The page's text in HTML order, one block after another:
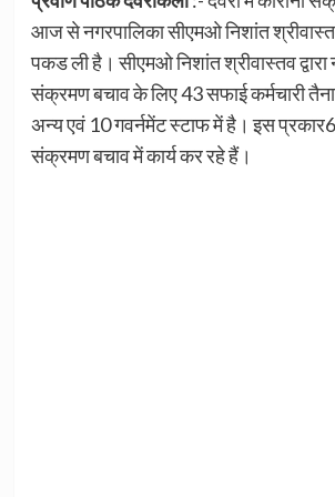
आज से नगरपालिका सीएमओ निशांत श्रीवास्तव
पकड ली है। सीएमओ निशांत श्रीवास्तव द्वारा
संक्रमण बचाव के लिए 43 सफाई कर्मचारी
अन्य एवं 10 गवर्नमेंट स्टाफ में है। इस
संक्रमण बचाव में कार्य कर रहे हैं।